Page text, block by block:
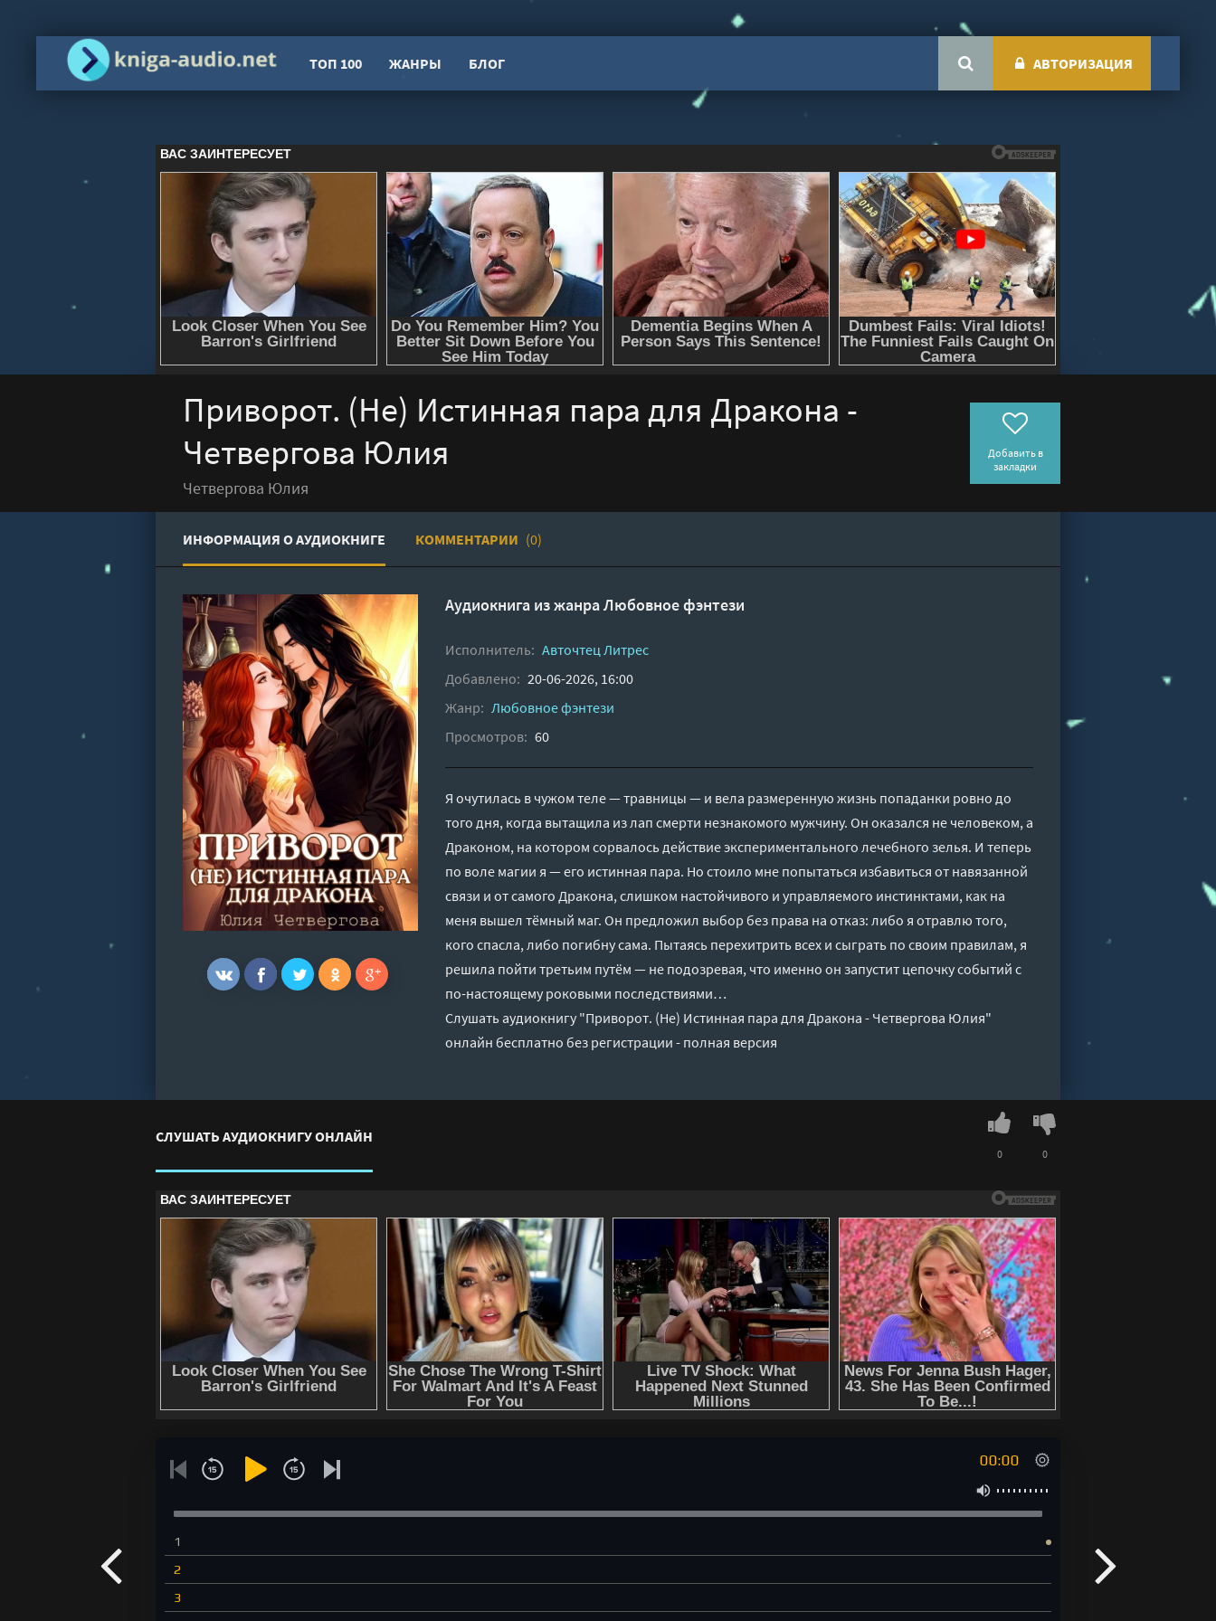
ТОП 100 ЖАНРЫ БЛОГ АВТОРИЗАЦИЯ
Приворот. (Не) Истинная пара для Дракона -
Четвергова Юлия
Четвергова Юлия
Добавить в
закладки
ИНФОРМАЦИЯ О АУДИОКНИГЕ КОММЕНТАРИИ (0)
Аудиокнига из жанраЛюбовное фэнтези
Исполнитель: Авточтец Литрес
Добавлено: 20-06-2026, 16:00
Жанр: Любовное фэнтези
Просмотров: 60
Я очутилась в чужом теле — травницы — и вела размеренную жизнь попаданки ровно до
того дня, когда вытащила из лап смерти незнакомого мужчину. Он оказался не человеком, а
Драконом, на котором сорвалось действие экспериментального лечебного зелья. И теперь
по воле магии я — его истинная пара. Но стоило мне попытаться избавиться от навязанной
связи и от самого Дракона, слишком настойчивого и управляемого инстинктами, как на
меня вышел тёмный маг. Он предложил выбор без права на отказ: либо я отравлю того,
кого спасла, либо погибну сама. Пытаясь перехитрить всех и сыграть по своим правилам, я
решила пойти третьим путём — не подозревая, что именно он запустит цепочку событий с
по-настоящему роковыми последствиями…
Слушать аудиокнигу "Приворот. (Не) Истинная пара для Дракона - Четвергова Юлия"
онлайн бесплатно без регистрации - полная версия
СЛУШАТЬ АУДИОКНИГУ ОНЛАЙН
0 0
00:00
1
2
3